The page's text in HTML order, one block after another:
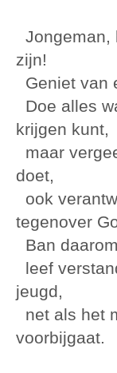
Jongeman,
zijn!
Geniet van
Doe alles
krijgen kunt,
maar
doet,
ook
tegenover
Ban
leef
jeugd,
net als het
voorbijgaat.